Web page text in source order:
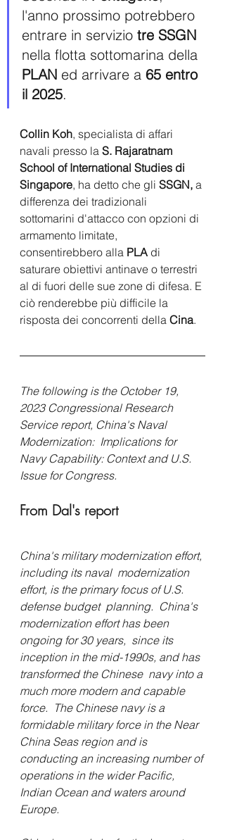
l'anno prossimo potrebbero
entrare in servizio tre SSGN
nella flotta sottomarina della
PLAN ed arrivare a 65 entro
il 2025.
Collin Koh, specialista di affari
navali presso la S. Rajaratnam
School of International Studies di
Singapore, ha detto che gli SSGN, a
differenza dei tradizionali
sottomarini d'attacco con opzioni di
armamento limitate,
consentirebbero alla PLA di
saturare obiettivi antinave o terrestri
al di fuori delle sue zone di difesa. E
ciò renderebbe più difficile la
risposta dei concorrenti della Cina.
The following is the October 19,
2023 Congressional Research
Service report, China's Naval
Modernization:  Implications for
Navy Capability: Context and U.S.
Issue for Congress.
From Dal's report
China's military modernization effort,
including its naval  modernization
effort, is the primary focus of U.S.
defense budget  planning.  China's
modernization effort has been
ongoing for 30 years,  since its
inception in the mid-1990s, and has
transformed the Chinese  navy into a
much more modern and capable
force.  The Chinese navy is a
formidable military force in the Near
China Seas region and is
conducting an increasing number of
operations in the wider Pacific,
Indian Ocean and waters around
Europe.